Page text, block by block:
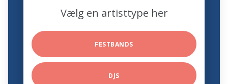
Vælg en artisttype her
FESTBANDS
DJS